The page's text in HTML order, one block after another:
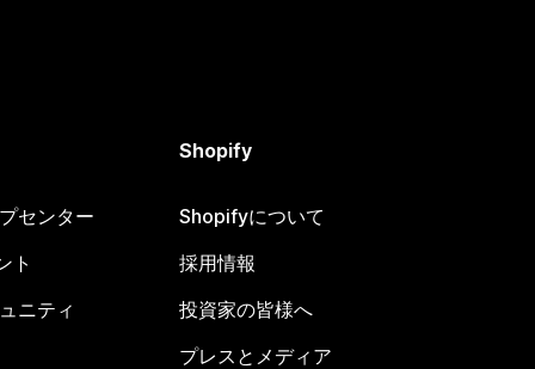
センター
ト
ニティ
Shopify
Shopifyについて
採用情報
投資家の皆様へ
プレスとメディア